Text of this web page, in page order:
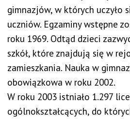
gimnazjów, w których uczyło
uczniów. Egzaminy wstępne
roku 1969. Odtąd dzieci
szkół, które znajdują się w
zamieszkania. Nauka w
obowiązkowa w roku 2002.
W roku 2003 istniało 1.297
ogólnokształcących, do